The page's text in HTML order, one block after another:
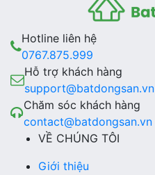
Hotline liên hệ
0767.875.999
Hỗ trợ khách hàng
support@batdongsan.vn
Chăm sóc khách hàng
contact@batdongsan.vn
VỀ CHÚNG TÔI
Giới thiệu